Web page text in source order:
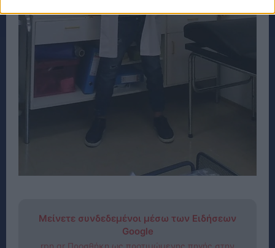
Μείνετε συνδεδεμένοι μέσω των Ειδήσεων
Google
rpn.gr Προσθήκη ως προτιμώμενης πηγής στην